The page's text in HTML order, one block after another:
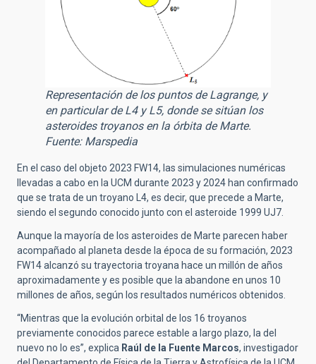
Representación de los puntos de Lagrange, y
en particular de L4 y L5, donde se sitúan los
asteroides troyanos en la órbita de Marte.
Fuente: Marspedia
En el caso del objeto 2023 FW14, las simulaciones numéricas
llevadas a cabo en la UCM durante 2023 y 2024 han confirmado
que se trata de un troyano L4, es decir, que precede a Marte,
siendo el segundo conocido junto con el asteroide 1999 UJ7.
Aunque la mayoría de los asteroides de Marte parecen haber
acompañado al planeta desde la época de su formación, 2023
FW14 alcanzó su trayectoria troyana hace un millón de años
aproximadamente y es posible que la abandone en unos 10
millones de años, según los resultados numéricos obtenidos.
“Mientras que la evolución orbital de los 16 troyanos
previamente conocidos parece estable a largo plazo, la del
nuevo no lo es”, explica Raúl de la Fuente Marcos, investigador